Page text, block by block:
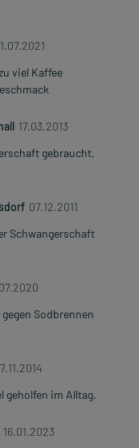
viel Kaffee
17.03.2013
gebraucht,
07.12.2011
Schwangerschaft
Sodbrennen
geholfen im Alltag.
16.01.2023